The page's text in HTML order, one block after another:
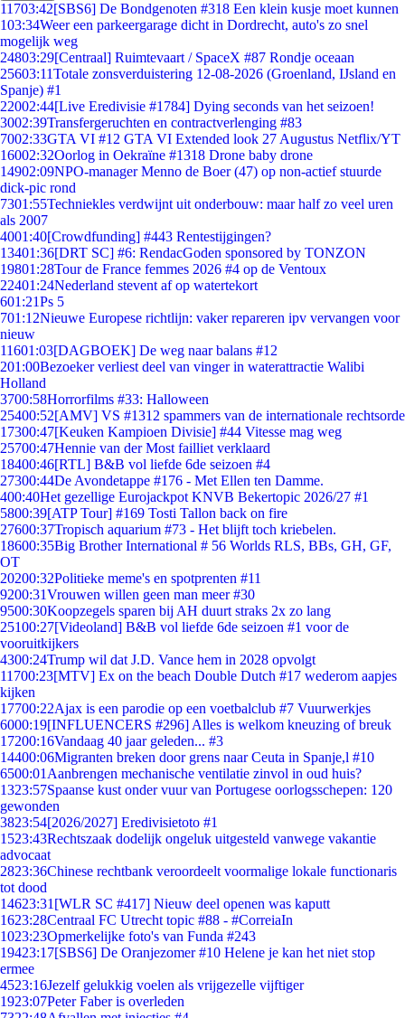
11703:42[SBS6] De Bondgenoten #318 Een klein kusje moet kunnen
103:34Weer een parkeergarage dicht in Dordrecht, auto's zo snel
mogelijk weg
24803:29[Centraal] Ruimtevaart / SpaceX #87 Rondje oceaan
25603:11Totale zonsverduistering 12-08-2026 (Groenland, IJsland en
Spanje) #1
22002:44[Live Eredivisie #1784] Dying seconds van het seizoen!
3002:39Transfergeruchten en contractverlenging #83
7002:33GTA VI #12 GTA VI Extended look 27 Augustus Netflix/YT
16002:32Oorlog in Oekraïne #1318 Drone baby drone
14902:09NPO-manager Menno de Boer (47) op non-actief stuurde
dick-pic rond
7301:55Techniekles verdwijnt uit onderbouw: maar half zo veel uren
als 2007
4001:40[Crowdfunding] #443 Rentestijgingen?
13401:36[DRT SC] #6: RendacGoden sponsored by TONZON
19801:28Tour de France femmes 2026 #4 op de Ventoux
22401:24Nederland stevent af op watertekort
601:21Ps 5
701:12Nieuwe Europese richtlijn: vaker repareren ipv vervangen voor
nieuw
11601:03[DAGBOEK] De weg naar balans #12
201:00Bezoeker verliest deel van vinger in waterattractie Walibi
Holland
3700:58Horrorfilms #33: Halloween
25400:52[AMV] VS #1312 spammers van de internationale rechtsorde
17300:47[Keuken Kampioen Divisie] #44 Vitesse mag weg
25700:47Hennie van der Most failliet verklaard
18400:46[RTL] B&B vol liefde 6de seizoen #4
27300:44De Avondetappe #176 - Met Ellen ten Damme.
400:40Het gezellige Eurojackpot KNVB Bekertopic 2026/27 #1
5800:39[ATP Tour] #169 Tosti Tallon back on fire
27600:37Tropisch aquarium #73 - Het blijft toch kriebelen.
18600:35Big Brother International # 56 Worlds RLS, BBs, GH, GF,
OT
20200:32Politieke meme's en spotprenten #11
9200:31Vrouwen willen geen man meer #30
9500:30Koopzegels sparen bij AH duurt straks 2x zo lang
25100:27[Videoland] B&B vol liefde 6de seizoen #1 voor de
vooruitkijkers
4300:24Trump wil dat J.D. Vance hem in 2028 opvolgt
11700:23[MTV] Ex on the beach Double Dutch #17 wederom aapjes
kijken
17700:22Ajax is een parodie op een voetbalclub #7 Vuurwerkjes
6000:19[INFLUENCERS #296] Alles is welkom kneuzing of breuk
17200:16Vandaag 40 jaar geleden... #3
14400:06Migranten breken door grens naar Ceuta in Spanje,l #10
6500:01 Aanbrengen mechanische ventilatie zinvol in oud huis?
1323:57Spaanse kust onder vuur van Portugese oorlogsschepen: 120
gewonden
3823:54[2026/2027] Eredivisietoto #1
1523:43Rechtszaak dodelijk ongeluk uitgesteld vanwege vakantie
advocaat
2823:36Chinese rechtbank veroordeelt voormalige lokale functionaris
tot dood
14623:31 [WLR SC #417] Nieuw deel openen was kaputt
1623:28Centraal FC Utrecht topic #88 - #CorreiaIn
1023:23Opmerkelijke foto's van Funda #243
19423:17[SBS6] De Oranjezomer #10 Helene je kan het niet stop
ermee
4523:16Jezelf gelukkig voelen als vrijgezelle vijftiger
1923:07Peter Faber is overleden